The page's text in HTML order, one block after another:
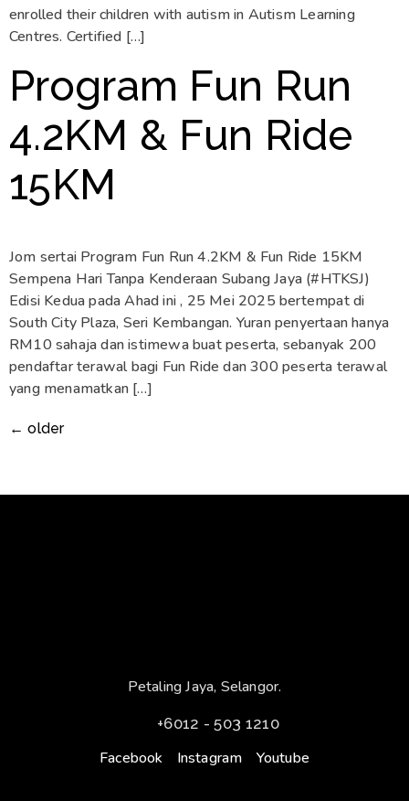
enrolled their children with autism in Autism Learning
Centres. Certified […]
Program Fun Run
4.2KM & Fun Ride
15KM
Jom sertai Program Fun Run 4.2KM & Fun Ride 15KM
Sempena Hari Tanpa Kenderaan Subang Jaya (#HTKSJ)
Edisi Kedua pada Ahad ini , 25 Mei 2025 bertempat di
South City Plaza, Seri Kembangan. Yuran penyertaan hanya
RM10 sahaja dan istimewa buat peserta, sebanyak 200
pendaftar terawal bagi Fun Ride dan 300 peserta terawal
yang menamatkan […]
← older
Petaling Jaya, Selangor.
+6012 - 503 1210
Facebook Instagram Youtube